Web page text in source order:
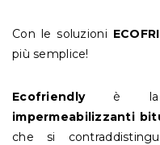
Con le soluzioni
più semplice!
Ecofriendly è
impermeabilizzanti
che si